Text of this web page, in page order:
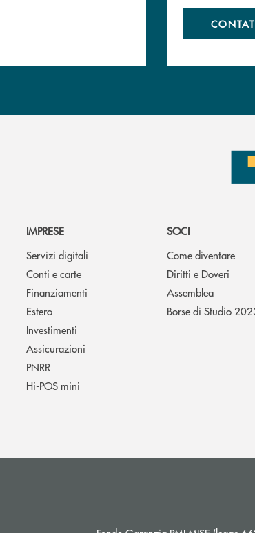
IMPRESE
Servizi digitali
Conti e carte
Finanziamenti
Estero
Investimenti
Assicurazioni
PNRR
Hi-POS mini
SOCI
Come diventare
Diritti e Doveri
Assemblea
Borse di Studio